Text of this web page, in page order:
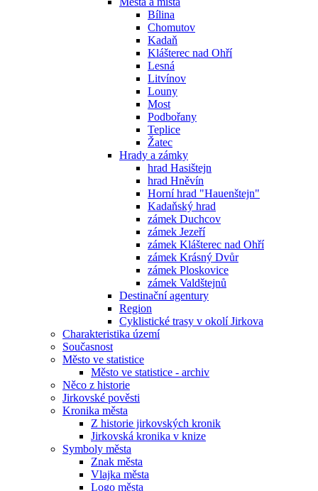
Bílina
Chomutov
Kadaň
Klášterec nad Ohří
Lesná
Litvínov
Louny
Most
Podbořany
Teplice
Žatec
Hrady a zámky
hrad Hasištejn
hrad Hněvín
Horní hrad "Hauenštejn"
Kadaňský hrad
zámek Duchcov
zámek Jezeří
zámek Klášterec nad Ohří
zámek Krásný Dvůr
zámek Ploskovice
zámek Valdštejnů
Destinační agentury
Region
Cyklistické trasy v okolí Jirkova
Charakteristika území
Současnost
Město ve statistice
Město ve statistice - archiv
Něco z historie
Jirkovské pověsti
Kronika města
Z historie jirkovských kronik
Jirkovská kronika v knize
Symboly města
Znak města
Vlajka města
Logo města